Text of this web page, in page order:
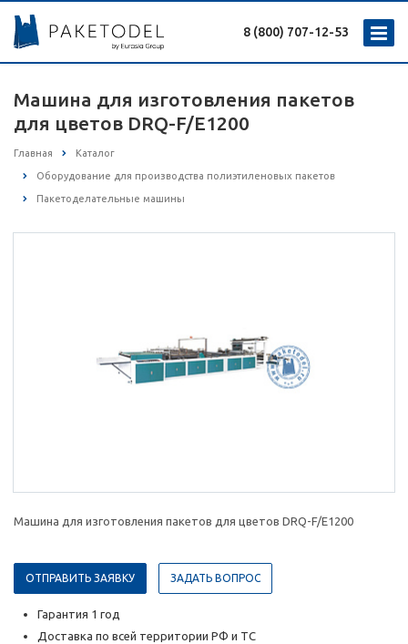
8 (800) 707-12-53
Машина для изготовления пакетов
для цветов DRQ-F/E1200
Главная Каталог
Оборудование для производства полиэтиленовых пакетов
Пакетоделательные машины
Машина для изготовления пакетов для цветов DRQ-F/E1200
ОТПРАВИТЬ ЗАЯВКУ ЗАДАТЬ ВОПРОС
Гарантия 1 год
Доставка по всей территории РФ и ТС